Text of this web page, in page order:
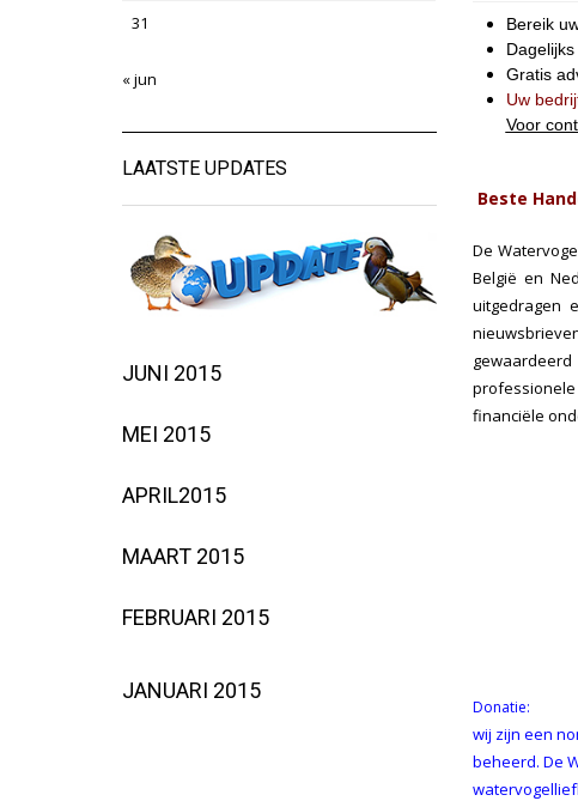
31
« jun
LAATSTE UPDATES
JUNI 2015
MEI 2015
APRIL2015
MAART 2015
FEBRUARI 2015
JANUARI 2015
Bereik
Gratis
Uw
Voor
Beste
De
België en
uitgedragen
financiële
Donatie:
wij zijn een
beheerd. De